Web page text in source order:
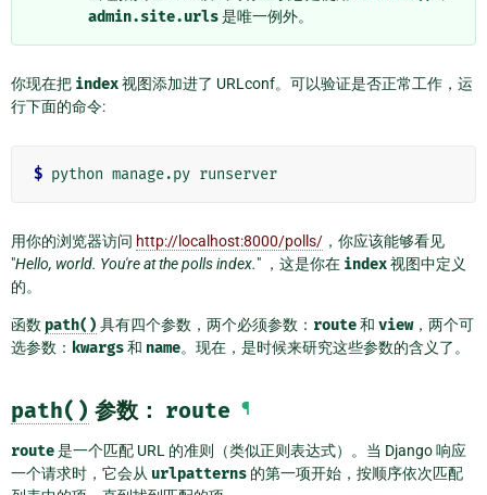
admin.site.urls是唯一例外。
你现在把 index视图添加进了 URLconf。可以验证是否正常工作，运
行下面的命令:
$
用你的浏览器访问 http://localhost:8000/polls/ ，你应该能够看见
"Hello, world. You're at the polls index." ，这是你在 index视图中定义
的。
函数 path() 具有四个参数，两个必须参数： route和 view，两个可
选参数： kwargs和 name。现在，是时候来研究这些参数的含义了。
path() 参数： route ¶
route是一个匹配 URL 的准则（类似正则表达式）。当 Django 响应
一个请求时，它会从 urlpatterns 的第一项开始，按顺序依次匹配